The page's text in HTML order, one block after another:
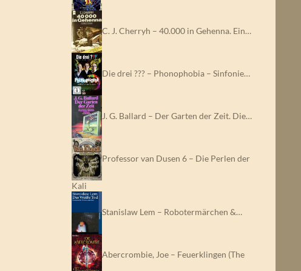
C. J. Cherryh – 40.000 in Gehenna. Ein…
Die drei ??? – Phonophobia – Sinfonie…
J. G. Ballard – Der Garten der Zeit. Die…
Professor van Dusen 6 – Die Perlen der
Kali
Stanislaw Lem – Robotermärchen &…
Abercrombie, Joe – Feuerklingen (The